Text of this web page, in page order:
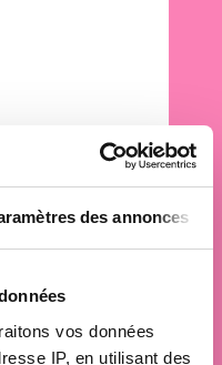
des annonces
vos données
IP, en utilisant des